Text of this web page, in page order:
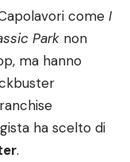
come I
Park non
ma hanno
ha scelto di
.